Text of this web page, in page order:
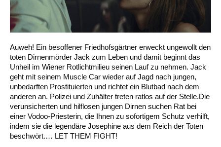
Auweh! Ein besoffener Friedhofsgärtner erweckt ungewollt den
toten Dirnenmörder Jack zum Leben und damit beginnt das
Unheil im Wiener Rotlichtmilieu seinen Lauf zu nehmen. Jack
geht mit seinem Muscle Car wieder auf Jagd nach jungen,
unbedarften Prostituierten und richtet ein Blutbad nach dem
anderen an. Polizei und Zuhälter treten ratlos auf der Stelle.Die
verunsicherten und hilflosen jungen Dirnen suchen Rat bei
einer Vodoo-Priesterin, die Ihnen zu sofortigem Schutz verhilft,
indem sie die legendäre Josephine aus dem Reich der Toten
beschwört.… LET THEM FIGHT!